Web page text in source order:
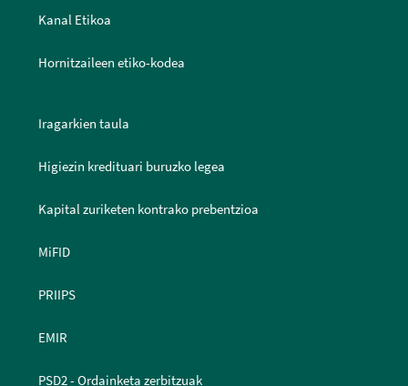
Kanal Etikoa
Hornitzaileen etiko-kodea
Iragarkien taula
Higiezin kredituari buruzko legea
Kapital zuriketen kontrako prebentzioa
MiFID
PRIIPS
EMIR
PSD2 - Ordainketa zerbitzuak